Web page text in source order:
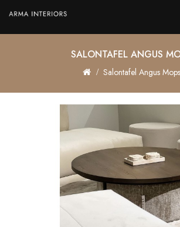
SALONTAFEL ANGUS
Salontafel Angus Mops